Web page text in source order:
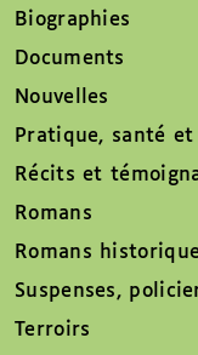
Biographies
Documents
Nouvelles
Pratique, santé
Récits et
Romans
Romans
Suspenses,
Terroirs